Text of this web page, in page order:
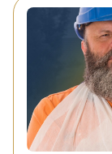
Esse
maior
enfrentam
auxílio na
são
via judicial
Caso você
especializada.